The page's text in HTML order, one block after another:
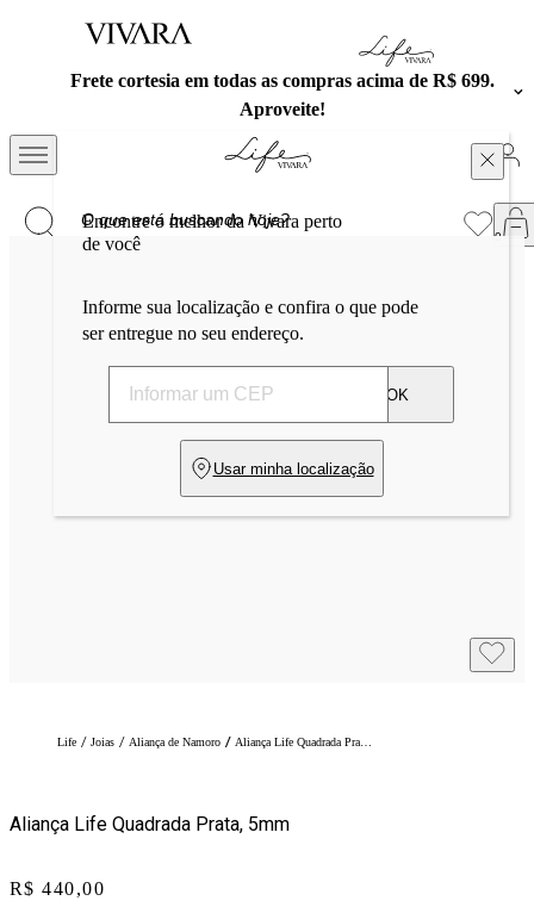
Exclusivo no APP: 15% Off na primeira compra com o
cupom PRESENTEAPP.
Life / Joias / Aliança de Namoro /
Aliança Life Quadrada Prata, 5mm
Price:
R$ 440,00
Encontre o melhor da Vivara perto
de você
Informe sua localização e confira o que pode
ser entregue no seu endereço.
OK
Usar minha localização